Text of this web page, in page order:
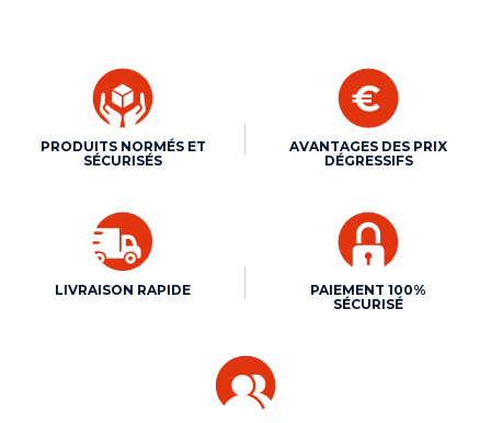
PRODUITS NORMÉS ET
SÉCURISÉS
AVANTAGES DES PRIX
DÉGRESSIFS
LIVRAISON RAPIDE
PAIEMENT 100%
SÉCURISÉ